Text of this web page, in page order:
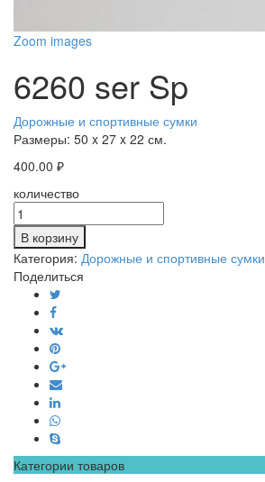
Zoom images
6260 ser Sp
Дорожные и спортивные сумки
Размеры: 50 x 27 x 22 см.
400.00 ₽
количество
В корзину
Категория: Дорожные и спортивные сумки
Поделиться
Категории товаров